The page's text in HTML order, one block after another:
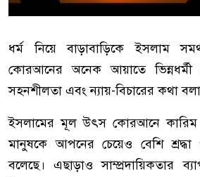
ধর্ম নিয়ে বাড়াবাড়িকে ইসলাম
কোরআনের অনেক আয়াতে ভিন্নধর্মী
সহনশীলতা এবং ন্যায়-বিচারের কথা
ইসলামের মূল উৎস কোরআনে কারিম
মানুষকে আপনের চেয়েও বেশি
বলেছে। এছাড়াও সাম্প্রদায়িকতার